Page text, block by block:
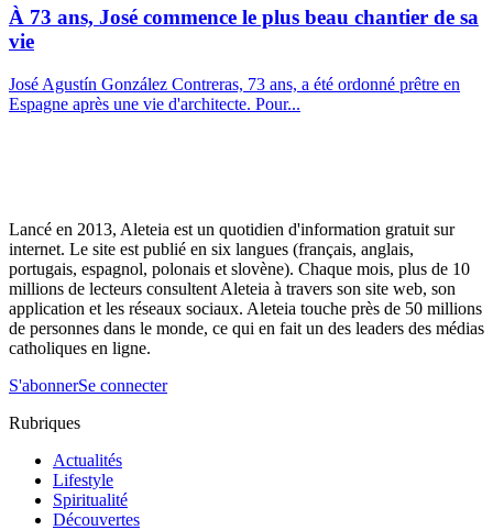
À 73 ans, José commence le plus beau chantier de sa
vie
José Agustín González Contreras, 73 ans, a été ordonné prêtre en
Espagne après une vie d'architecte. Pour...
Lancé en 2013, Aleteia est un quotidien d'information gratuit sur
internet. Le site est publié en six langues (français, anglais,
portugais, espagnol, polonais et slovène). Chaque mois, plus de 10
millions de lecteurs consultent Aleteia à travers son site web, son
application et les réseaux sociaux. Aleteia touche près de 50 millions
de personnes dans le monde, ce qui en fait un des leaders des médias
catholiques en ligne.
S'abonnerSe connecter
Rubriques
Actualités
Lifestyle
Spiritualité
Découvertes